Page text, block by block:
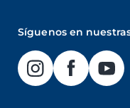
Síguenos en